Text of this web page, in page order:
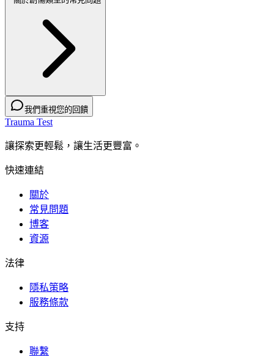
我們重視您的回饋
Trauma Test
讓探索更輕鬆，讓生活更豐富。
快速連結
關於
常見問題
博客
資源
法律
隱私策略
服務條款
支持
聯繫